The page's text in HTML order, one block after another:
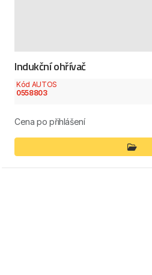
Indukční ohřívač
Kód AUTOS
0558803
Cena po přihlášení